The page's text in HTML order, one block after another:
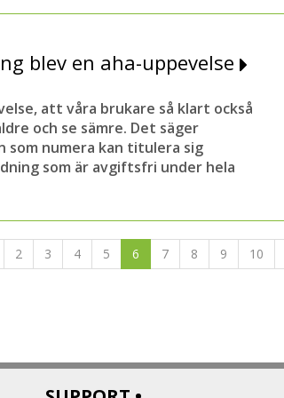
blev en aha-uppevelse
att våra brukare så klart också
och se sämre. Det säger
som numera kan titulera sig
som är avgiftsfri under hela
2 3 4 5 6 7 8 9 10